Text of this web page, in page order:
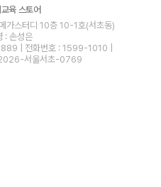
육 스토어
가스터디 10층 10-1호(서초동)
: 손성은
| 전화번호 : 1599-1010 |
2026-서울서초-0769